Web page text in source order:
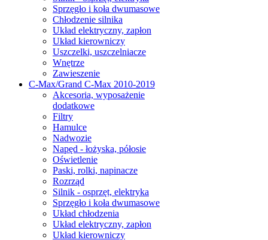
Sprzęgło i koła dwumasowe
Chłodzenie silnika
Układ elektryczny, zapłon
Układ kierowniczy
Uszczelki, uszczelniacze
Wnętrze
Zawieszenie
C-Max/Grand C-Max 2010-2019
Akcesoria, wyposażenie
dodatkowe
Filtry
Hamulce
Nadwozie
Napęd - łożyska, półosie
Oświetlenie
Paski, rolki, napinacze
Rozrząd
Silnik - osprzęt, elektryka
Sprzęgło i koła dwumasowe
Układ chłodzenia
Układ elektryczny, zapłon
Układ kierowniczy